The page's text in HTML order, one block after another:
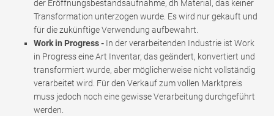
der Eröffnungsbestandsaufnahme, dh Material, das keiner
Transformation unterzogen wurde. Es wird nur gekauft und
für die zukünftige Verwendung aufbewahrt.
Work in Progress - In der verarbeitenden Industrie ist Work
in Progress eine Art Inventar, das geändert, konvertiert und
transformiert wurde, aber möglicherweise nicht vollständig
verarbeitet wird. Für den Verkauf zum vollen Marktpreis
muss jedoch noch eine gewisse Verarbeitung durchgeführt
werden.